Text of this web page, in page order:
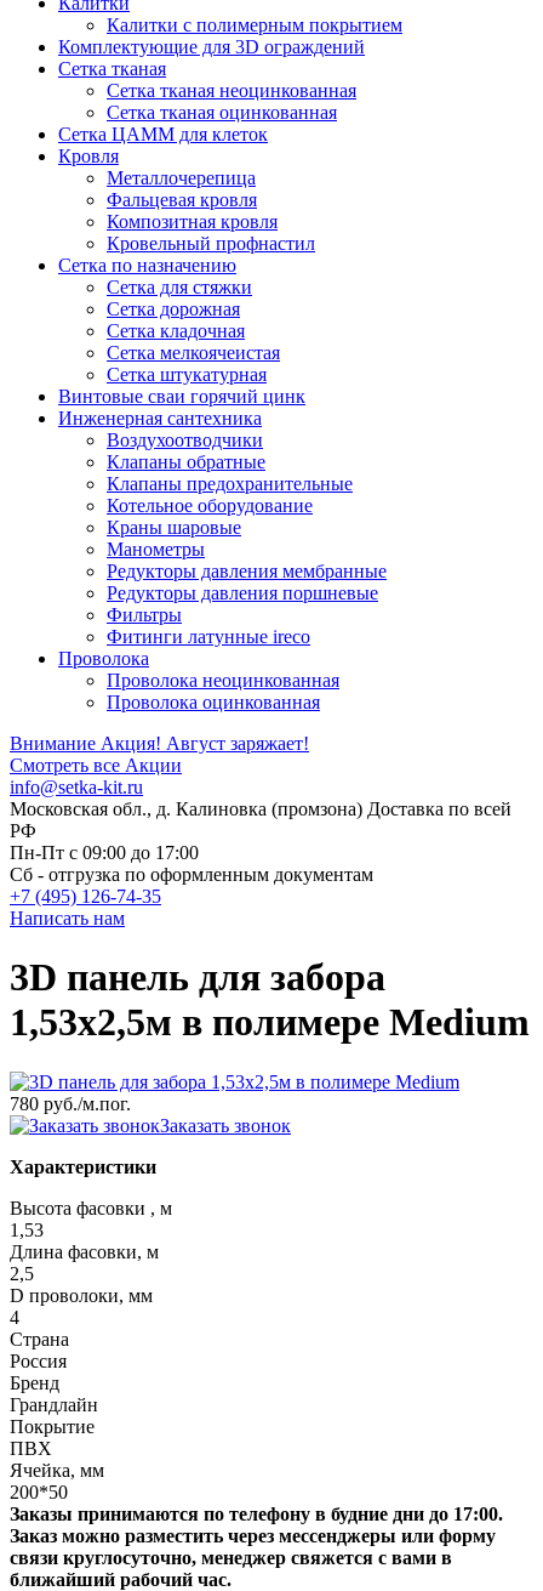
Калитки с полимерным покрытием
Комплектующие для 3D ограждений
Сетка тканая
Сетка тканая неоцинкованная
Сетка тканая оцинкованная
Сетка ЦАММ для клеток
Кровля
Металлочерепица
Фальцевая кровля
Композитная кровля
Кровельный профнастил
Сетка по назначению
Сетка для стяжки
Сетка дорожная
Сетка кладочная
Сетка мелкоячеистая
Сетка штукатурная
Винтовые сваи горячий цинк
Инженерная сантехника
Воздухоотводчики
Клапаны обратные
Клапаны предохранительные
Котельное оборудование
Краны шаровые
Манометры
Редукторы давления мембранные
Редукторы давления поршневые
Фильтры
Фитинги латунные ireco
Проволока
Проволока неоцинкованная
Проволока оцинкованная
Внимание Акция! Август заряжает!
Смотреть все Акции
info@setka-kit.ru
Московская обл., д. Калиновка (промзона) Доставка по всей
РФ
Пн-Пт с 09:00 до 17:00
Сб - отгрузка по оформленным документам
+7 (495) 126-74-35
Написать нам
3D панель для забора
1,53x2,5м в полимере Medium
780 руб./м.пог.
Заказать звонок
Характеристики
Высота фасовки , м
1,53
Длина фасовки, м
2,5
D проволоки, мм
4
Страна
Россия
Бренд
Грандлайн
Покрытие
ПВХ
Ячейка, мм
200*50
Заказы принимаются по телефону в будние дни до 17:00.
Заказ можно разместить через мессенджеры или форму
связи круглосуточно, менеджер свяжется с вами в
ближайший рабочий час.